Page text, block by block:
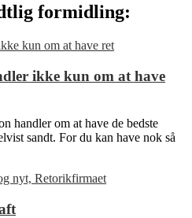
formidling:
ikke kun om at have
handler om at have de bedste
sandt. For du kan have nok så